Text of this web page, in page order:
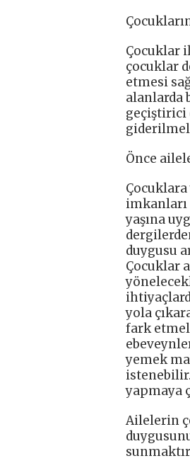
Çocuklar
çocuklar
etmesi
alanlarda
geçiştirici
Önce
imkanları
yaşına
duygusu
Çocuklar
yola
fark
yemek
yapmaya
Ailelerin